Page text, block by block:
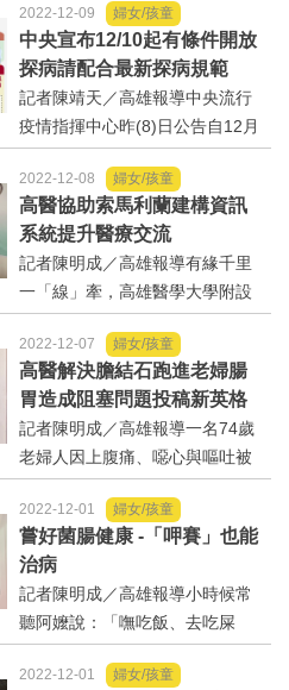
耀仁教授團隊，擕手財團法人金
屬工業研究發展中心合作研發全
球第一款具組織切除勻吸取裝置
系統(TissueResectionPow...
2022-12-09 婦女/孩童
中央宣布12/10起有條件開放
探病請配合最新探病規範
記者陳靖天／高雄報導中央流行
疫情指揮中心昨(8)日公告自12月
10日起有條件開放全國醫院住院
病人探病，探病時段為每日固定1
時段，每名住院病人每次至多2名
訪客為限，如有實施手術、侵入
性檢查或治療、急診...
2022-12-08 婦女/孩童
高醫協助索馬利蘭建構資訊
系統提升醫療交流
記者陳明成／高雄報導有緣千里
一「線」牽，高雄醫學大學附設
中和紀念醫院與財團法人國際合
作發展基金會合作，協助友好國
家索馬利蘭發展有線(wire)及無線
(wireless)的醫療資訊，特別派遣
資訊工程師遠征近...
2022-12-07 婦女/孩童
高醫解決膽結石跑進老婦腸
胃造成阻塞問題投稿新英格
蘭醫學期刊
記者陳明成／高雄報導一名74歲
老婦人因上腹痛、噁心與嘔吐被
送往高雄醫學大學附設中和紀念
醫院急診，經檢查疑似膽結石跑
進腸胃道，造成罕見的腸阻塞，
進而接受手術取出2公分大的結
石，術後恢復良好。此...
2022-12-01 婦女/孩童
嘗好菌腸健康 -「呷賽」也能
治病
記者陳明成／高雄報導小時候常
聽阿嬤說：「嘸吃飯、去吃屎
拉！」隨著醫療技術的發展，
「呷賽」也能治病，阿嬤說的係
2022-12-01 婦女/孩童